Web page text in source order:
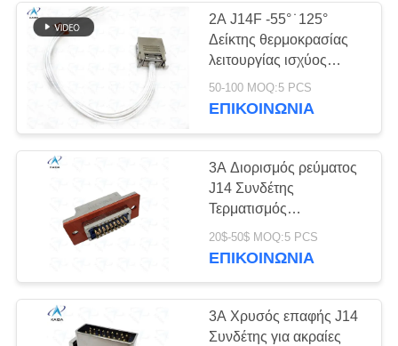
ΕΙΔΉΣΕΙΣ
ΥΠΟΘΈΣΕΙΣ
ΖΗΤΉΣΤΕ
ΠΡΟΣΦΟΡΆ
ΠΟΛΙΤΙΚΉ
Στρογγυλός
ηλεκτρικός
σύνδεσμος
Μικρο-Δ συνδετήρες
2A J14F -55° ̇ 125°
Δείκτης θερμοκρασίας
λειτουργίας ισχύος
συμμορφώνεται με το
κινεζικό στρατιωτικό
50-100 MOQ:5 PCS
ΕΠΙΚΟΙΝΩΝΊΑ
3A Διορισμός ρεύματος
J14 Συνδέτης
Τερματισμός
συγκόλλησης Πλήσης
Πυροδοτήματος J14A-
20$-50$ MOQ:5 PCS
ΕΠΙΚΟΙΝΩΝΊΑ
3A Χρυσός επαφής J14
Συνδέτης για ακραίες